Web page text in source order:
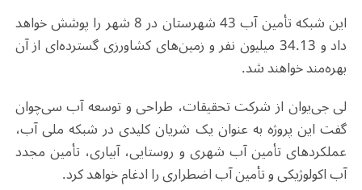
این شبکه تأمین آب 43 شهرستان در 8 شهر را پوشش خواهد
داد و 34.13 میلیون نفر و زمین‌های کشاورزی گسترده‌ای از آن
بهره‌مند خواهند شد.
لی جی‌یوان از شرکت تحقیقات، طراحی و توسعه آب سی‌چوان
گفت این پروژه به عنوان یک شریان کلیدی در شبکه ملی آب،
عملکردهای تأمین آب شهری و روستایی، آبیاری، تأمین مجدد
آب اکولوژیکی و تأمین آب اضطراری را ادغام خواهد کرد.